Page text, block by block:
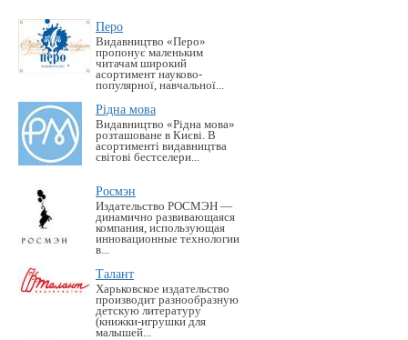
Перо
Видавництво «Перо»
пропонує маленьким
читачам широкий
асортимент науково-
популярної, навчальної...
Рідна мова
Видавництво «Рідна мова»
розташоване в Києві. В
асортименті видавництва
світові бестселери...
Росмэн
Издательство РОСМЭН —
динамично развивающаяся
компания, использующая
инновационные технологии
в...
Талант
Харьковское издательство
производит разнообразную
детскую литературу
(книжки-игрушки для
малышей...